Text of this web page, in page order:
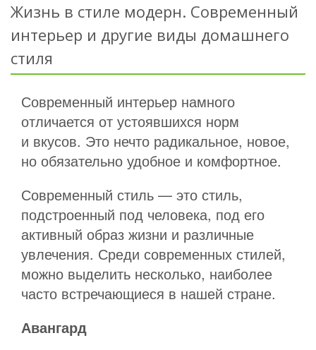
Жизнь в стиле модерн. Современный
интерьер и другие виды домашнего
стиля
Современный интерьер намного
отличается от устоявшихся норм
и вкусов. Это нечто радикальное, новое,
но обязательно удобное и комфортное.
Современный стиль — это стиль,
подстроенный под человека, под его
активный образ жизни и различные
увлечения. Среди современных стилей,
можно выделить несколько, наиболее
часто встречающиеся в нашей стране.
Авангард